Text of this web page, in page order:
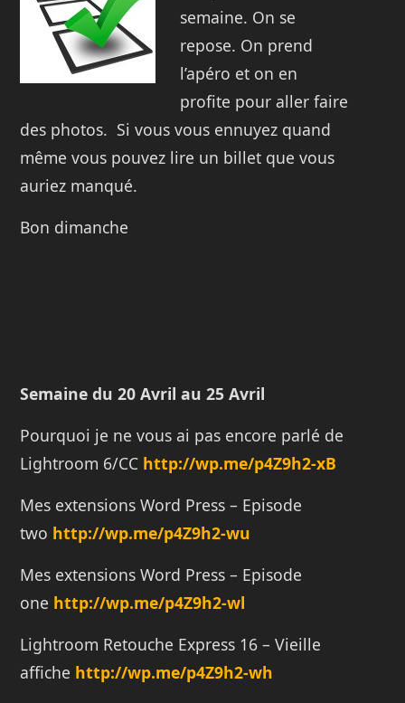
semaine. On se
repose. On prend
l’apéro et on en
profite pour aller faire
des photos. Si vous vous ennuyez quand
même vous pouvez lire un billet que vous
auriez manqué.
Bon dimanche
Semaine du 20 Avril au 25 Avril
Pourquoi je ne vous ai pas encore parlé de
Lightroom 6/CC http://wp.me/p4Z9h2-xB
Mes extensions Word Press – Episode
two http://wp.me/p4Z9h2-wu
Mes extensions Word Press – Episode
one http://wp.me/p4Z9h2-wl
Lightroom Retouche Express 16 – Vieille
affiche http://wp.me/p4Z9h2-wh